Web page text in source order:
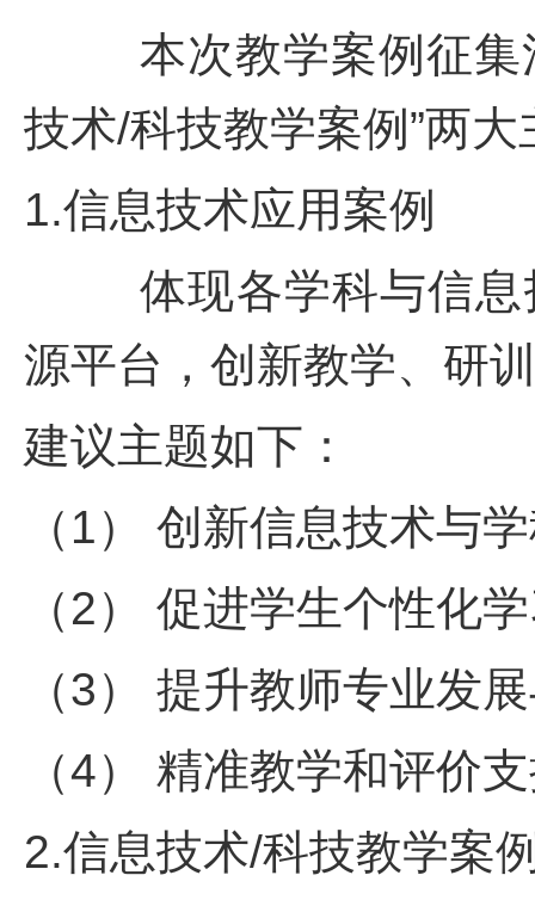
本次教学案例征集活
技术/科技教学案例”两大
1.信息技术应用案例
体现各学科与信息
源平台，创新教学、研
建议主题如下：
（1） 创新信息技术与
（2） 促进学生个性化
（3） 提升教师专业发
（4） 精准教学和评价
2.信息技术/科技教学案